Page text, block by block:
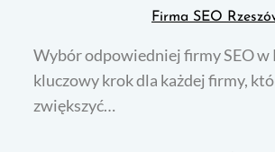
Firma SEO
Wybór odpowiedniej firmy SEO w
kluczowy krok dla każdej firmy,
zwiększyć…